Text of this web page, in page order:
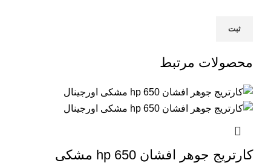
محصولات مرتبط
کارتریج جوهر افشان hp 650 مشکی